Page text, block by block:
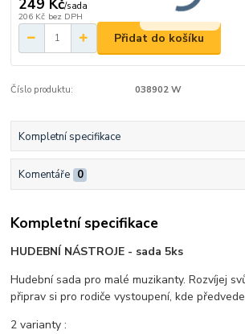
249 Kč/sada
206 Kč bez DPH
Přidat do košíku
Číslo produktu: 038902 W
Kompletní specifikace
Komentáře 0
Kompletní specifikace
HUDEBNÍ NÁSTROJE - sada 5ks
Hudební sada pro malé muzikanty. Rozvíjej
připrav si pro rodiče vystoupení, kde
2 varianty :